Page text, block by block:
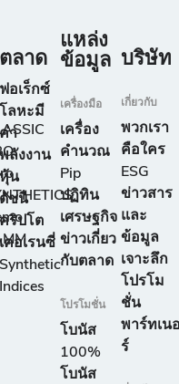
ตลาด
ฟอเร็กซ์
โลหะมี
า
ลังงาน
น
ดัชนี
ริปโต
คอเรนซี่
Synthetic
Indices
แหล่ง
ข้อมูล
เครื่องมือ
เครื่อง
คำนวณ
Pip
ปฏิทิน
เศรษฐกิจ
ข่าวเกี่ยว
กับตลาด
โปรโมชั่น
โบนัส
100%
โบนัส
บริษัท
เกี่ยวกับ
พวกเรา
คือใคร
ESG
ข่าวสาร
และ
ข้อมูล
เจาะลึก
โปรโม
ชั่น
พาร์ทเนอ
ร์